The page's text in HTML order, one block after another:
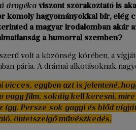
árnyéka viszont szórakoztató is
komoly hagyományokkal bír, elég
a magyar irodalomban akár
a humorral szemben?
volt a közönség körében, a
pária. A drámai alkotásoknak
vicces, egyben azt is jelentené,
vagy film, sokáig kell keresni,
így. Persze sok gagyi és blőd
öntetszelgő művészkedés.